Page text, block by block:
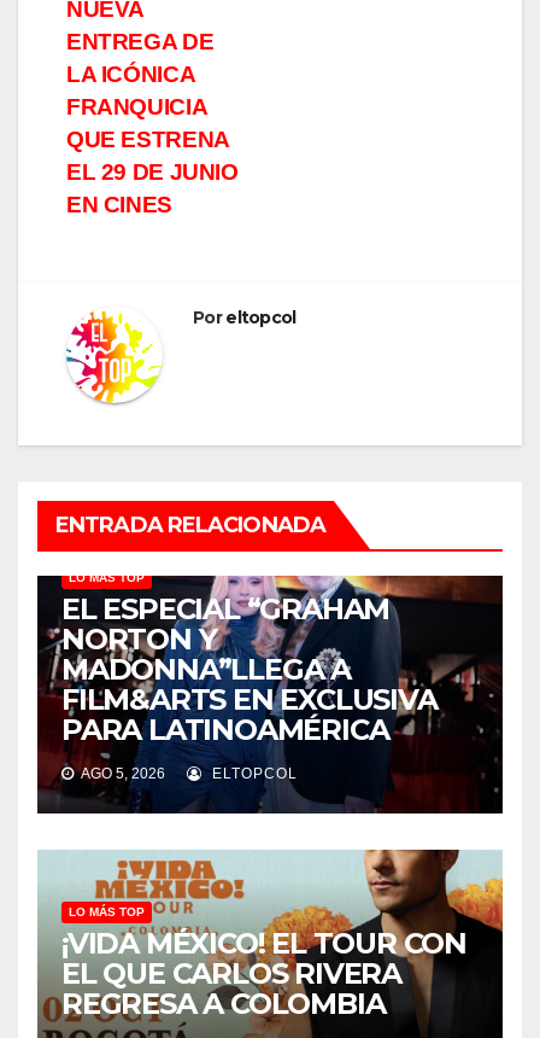
NUEVA
ENTREGA DE
LA ICÓNICA
FRANQUICIA
QUE ESTRENA
EL 29 DE JUNIO
EN CINES
Poreltopcol
ENTRADA RELACIONADA
LO MÁS TOP
EL ESPECIAL “GRAHAM
NORTON Y
MADONNA”LLEGA A
FILM&ARTS EN EXCLUSIVA
PARA LATINOAMÉRICA
AGO 5, 2026 ELTOPCOL
LO MÁS TOP
¡VIDA MÉXICO! EL TOUR CON
EL QUE CARLOS RIVERA
REGRESA A COLOMBIA